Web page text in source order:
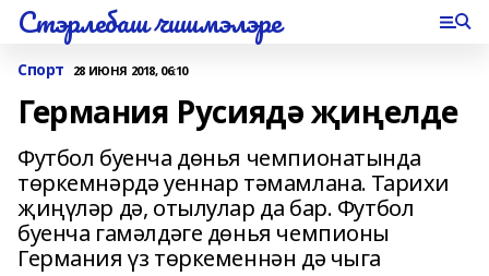
Стэрлебаш чишмэлэре
Спорт 28 ИЮНЯ 2018, 06:10
Германия Русиядә җиңелде
Футбол буенча дөнья чемпионатында
төркемнәрдә уеннар тәмамлана. Тарихи
җиңүләр дә, отылулар да бар. Футбол
буенча гамәлдәге дөнья чемпионы
Германия үз төркеменнән дә чыга